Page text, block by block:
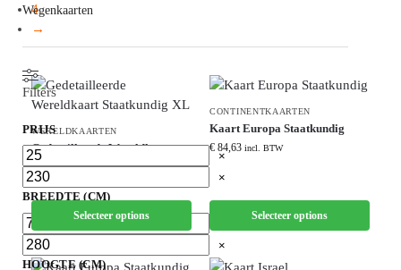
4
→
WERELDKAARTEN
Gedetailleerde Wereldkaart
Staatkundig XL
€88,58
Selecteer options
CONTINENTKAARTEN
Kaart Europa Staatkundig
€ 84,63 incl. BTW
Selecteer options
Wegenkaarten
Filters
PRIJS
×
×
BREEDTE (CM)
×
HOOGTE (CM)